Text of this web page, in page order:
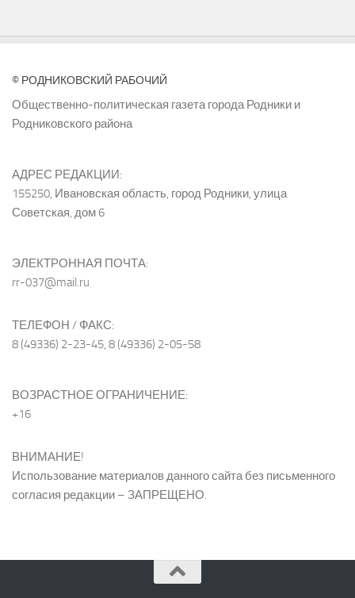
© РОДНИКОВСКИЙ РАБОЧИЙ
Общественно-политическая газета города Родники и
Родниковского района
АДРЕС РЕДАКЦИИ:
155250, Ивановская область, город Родники, улица
Советская, дом 6
ЭЛЕКТРОННАЯ ПОЧТА:
rr-037@mail.ru
ТЕЛЕФОН / ФАКС:
8 (49336) 2-23-45, 8 (49336) 2-05-58
ВОЗРАСТНОЕ ОГРАНИЧЕНИЕ:
+16
ВНИМАНИЕ!
Использование материалов данного сайта без письменного
согласия редакции – ЗАПРЕЩЕНО.